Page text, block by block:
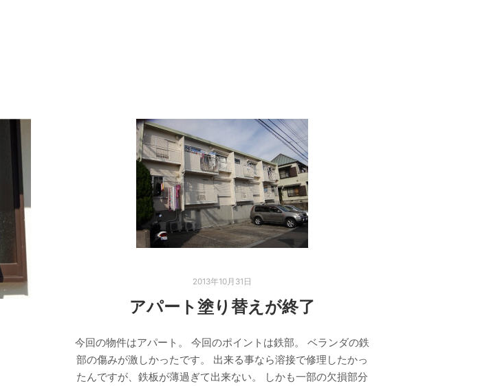
2013年10月31日
アパート塗り替えが終了
今回の物件はアパート。 今回のポイントは鉄部。 ベランダの鉄
部の傷みが激しかったです。 出来る事なら溶接で修理したかっ
たんですが、鉄板が薄過ぎて出来ない。 しかも一部の欠損部分